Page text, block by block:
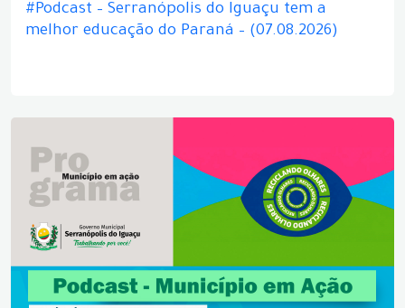
#Podcast – Serranópolis do Iguaçu tem a
melhor educação do Paraná – (07.08.2026)